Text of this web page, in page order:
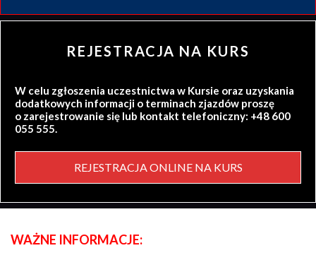
REJESTRACJA NA KURS
W celu zgłoszenia uczestnictwa w Kursie oraz uzyskania
dodatkowych informacji o terminach zjazdów proszę
o zarejestrowanie się lub kontakt telefoniczny: +48 600
055 555.
REJESTRACJA ONLINE NA KURS
WAŻNE INFORMACJE: